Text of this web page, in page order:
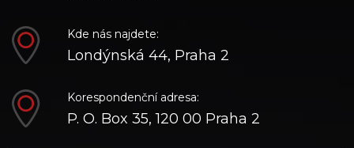
Kde nás najdete:
Londýnská 44, Praha 2
Korespondenční adresa:
P. O. Box 35, 120 00 Praha 2